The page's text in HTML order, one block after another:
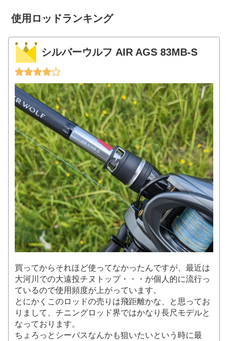
使用ロッドランキング
シルバーウルフ AIR AGS 83MB-S
買ってからそれほど使ってなかったんですが、最近は
大河川での大遠投チヌトップ・・・が個人的に流行っ
ているので使用頻度が上がっています。
とにかくこのロッドの売りは飛距離かな、と思ってお
りまして、チニングロッド界ではかなり長尺モデルと
なっております。
ちょろっとシーバスなんかも狙いたいという時に最